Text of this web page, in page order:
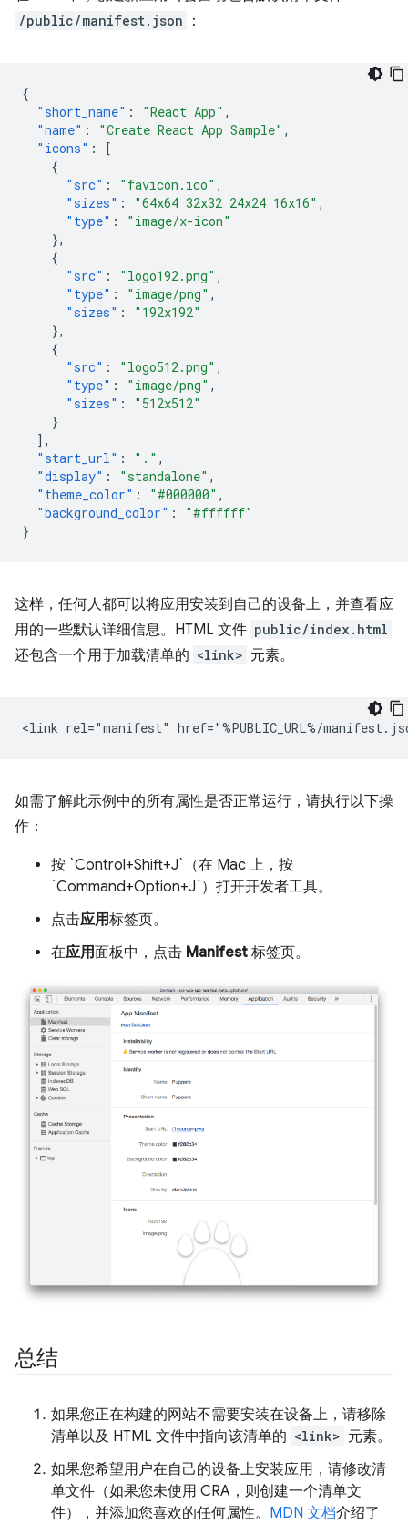
/public/manifest.json ：
{
"short_name" : "React App" ,
"name" : "Create React App Sample" ,
"icons" :
[
{
"src" : "favicon.ico" ,
"sizes" : "64x64 32x32 24x24 16x16" ,
"type" :
"image/x-icon"
},
{
"src" : "logo192.png" ,
"type" : "image/png" ,
"sizes" :
"192x192"
},
{
"src" : "logo512.png" ,
"type" : "image/png" ,
"sizes" :
"512x512"
}
],
"start_url" : "." ,
"display" : "standalone" ,
"theme_color" : "#000000" ,
"background_color" :
"#ffffff"
}
这样，任何人都可以将应用安装到自己的设备上，并查看应
用的一些默认详细信息。HTML 文件 public/index.html
还包含一个用于加载清单的 <link> 元素。
如需了解此示例中的所有属性是否正常运行，请执行以下操
作：
按 `Control+Shift+J`（在 Mac 上，按
`Command+Option+J`）打开开发者工具。
点击应用标签页。
在应用面板中，点击 Manifest 标签页。
总结
如果您正在构建的网站不需要安装在设备上，请移除
清单以及 HTML 文件中指向该清单的 <link> 元素。
如果您希望用户在自己的设备上安装应用，请修改清
单文件（如果您未使用 CRA，则创建一个清单文
件），并添加您喜欢的任何属性。 MDN 文档介绍了